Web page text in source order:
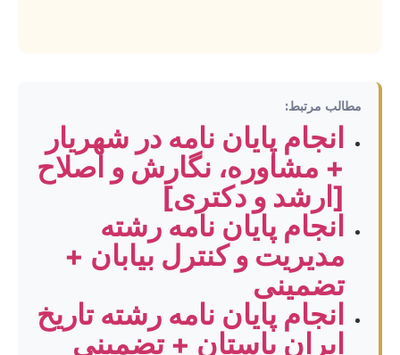
مطالب مرتبط:
انجام پایان نامه در شهریار
+ مشاوره، نگارش و اصلاح
[ارشد و دکتری]
انجام پایان نامه رشته
مدیریت و کنترل بیابان +
تضمینی
انجام پایان نامه رشته تاریخ
ایران باستان + تضمینی